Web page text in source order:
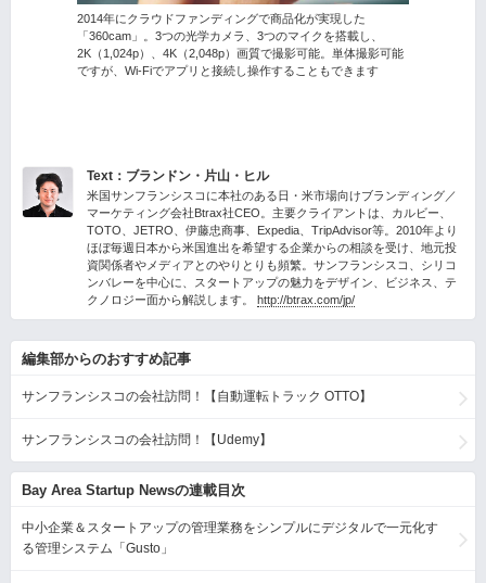
2014年にクラウドファンディングで商品化が実現した
「360cam」。3つの光学カメラ、3つのマイクを搭載し、
2K（1,024p）、4K（2,048p）画質で撮影可能。単体撮影可能
ですが、Wi-Fiでアプリと接続し操作することもできます
Text：ブランドン・片山・ヒル
米国サンフランシスコに本社のある日・米市場向けブランディング／
マーケティング会社Btrax社CEO。主要クライアントは、カルビー、
TOTO、JETRO、伊藤忠商事、Expedia、TripAdvisor等。2010年より
ほぼ毎週日本から米国進出を希望する企業からの相談を受け、地元投
資関係者やメディアとのやりとりも頻繁。サンフランシスコ、シリコ
ンバレーを中心に、スタートアップの魅力をデザイン、ビジネス、テ
クノロジー面から解説します。 http://btrax.com/jp/
編集部からのおすすめ記事
サンフランシスコの会社訪問！【自動運転トラック OTTO】
サンフランシスコの会社訪問！【Udemy】
Bay Area Startup Newsの連載目次
中小企業＆スタートアップの管理業務をシンプルにデジタルで一元化す
る管理システム「Gusto」